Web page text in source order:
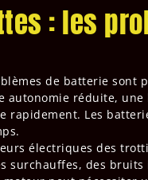
: les
de batterie sont
autonomie réduite,
rapidement. Les
électriques des
surchauffes, des